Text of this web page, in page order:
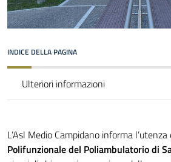
INDICE DELLA PAGINA
Ulteriori informazioni
L’Asl Medio Campidano informa
Polifunzionale del Poliambulatorio di